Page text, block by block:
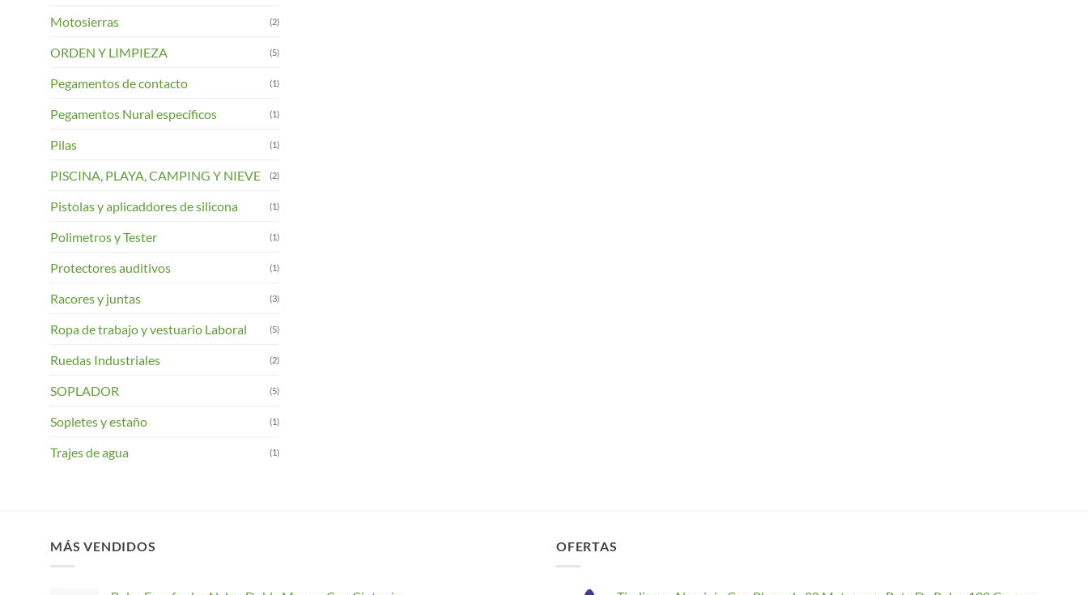
Motosierras (2)
ORDEN Y LIMPIEZA (5)
Pegamentos de contacto (1)
Pegamentos Nural específicos (1)
Pilas (1)
PISCINA, PLAYA, CAMPING Y NIEVE (2)
Pistolas y aplicaddores de silicona (1)
Polimetros y Tester (1)
Protectores auditivos (1)
Racores y juntas (3)
Ropa de trabajo y vestuario Laboral (5)
Ruedas Industriales (2)
SOPLADOR (5)
Sopletes y estaño (1)
Trajes de agua (1)
MÁS VENDIDOS OFERTAS